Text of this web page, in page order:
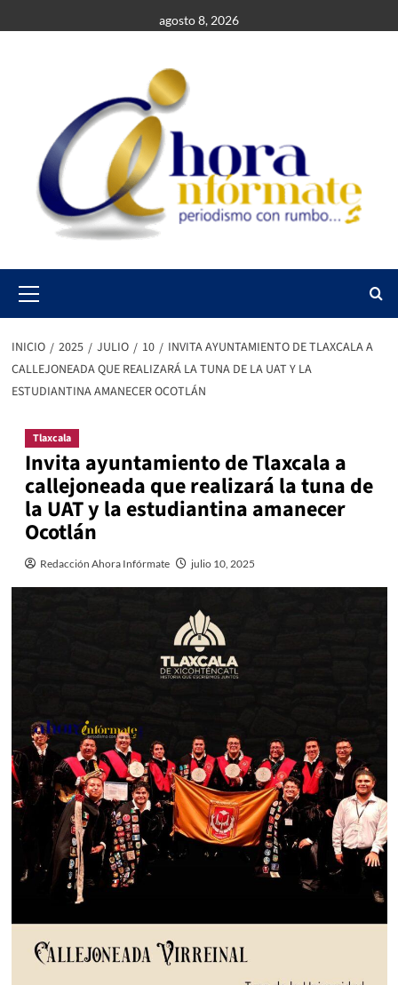
al
agosto 8, 2026
Menu
INICIO 2025 JULIO 10
INVITA AYUNTAMIENTO DE TLAXCALA A
CALLEJONEADA QUE REALIZARÁ LA TUNA DE LA UAT Y LA
ESTUDIANTINA AMANECER OCOTLÁN
Tlaxcala
Invita ayuntamiento de Tlaxcala a
callejoneada que realizará la tuna de
la UAT y la estudiantina amanecer
Ocotlán
Redacción Ahora Infórmate julio 10, 2025